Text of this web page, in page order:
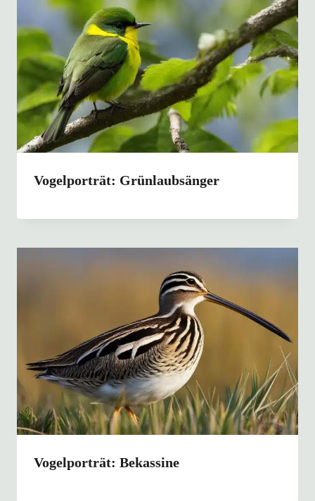
Vogelporträt: Grünlaubsänger
Vogelporträt: Bekassine